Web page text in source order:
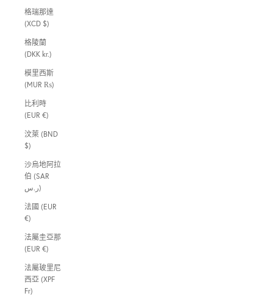
格瑞那達
(XCD $)
格陵蘭
(DKK kr.)
模里西斯
(MUR ₨)
比利時
(EUR €)
汶萊 (BND
$)
沙烏地阿拉
伯 (SAR
ر.س)
法國 (EUR
€)
法屬圭亞那
(EUR €)
法屬玻里尼
西亞 (XPF
Fr)